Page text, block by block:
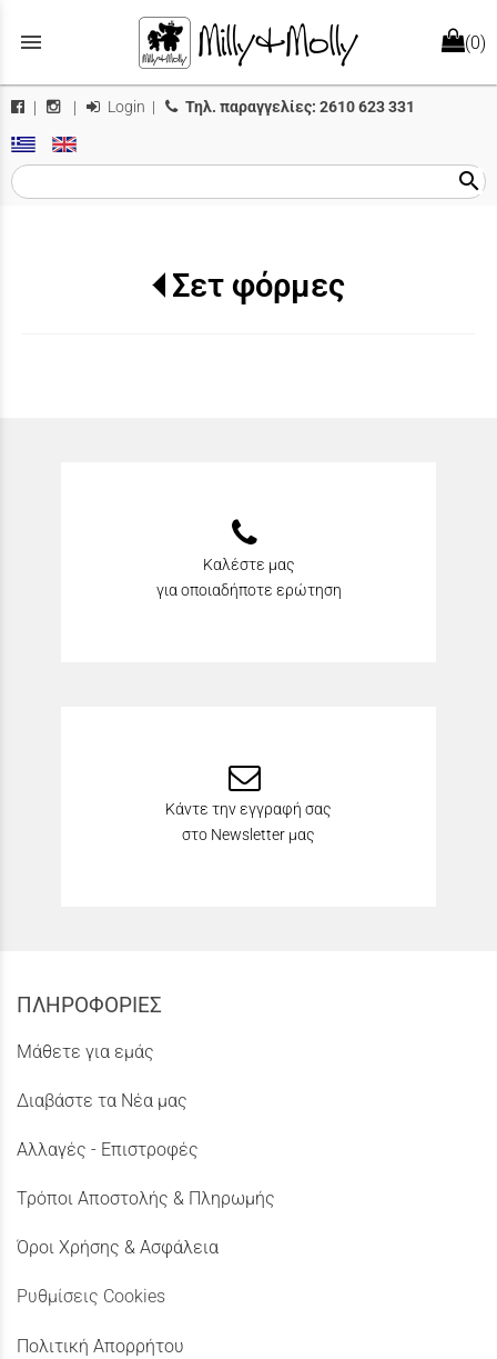
menu (0)
| | Login | Τηλ. παραγγελίες: 2610 623 331
search
Σετ φόρμες
Καλέστε μας
για οποιαδήποτε ερώτηση
Κάντε την εγγραφή σας
στο Newsletter μας
ΠΛΗΡΟΦΟΡΙΕΣ
Μάθετε για εμάς
Διαβάστε τα Νέα μας
Αλλαγές - Επιστροφές
Τρόποι Αποστολής & Πληρωμής
Όροι Χρήσης & Ασφάλεια
Ρυθμίσεις Cookies
Πολιτική Απορρήτου